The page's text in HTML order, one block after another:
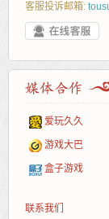
客服投诉邮箱:
爱玩久久
游戏大巴
盒子游戏
联系我们